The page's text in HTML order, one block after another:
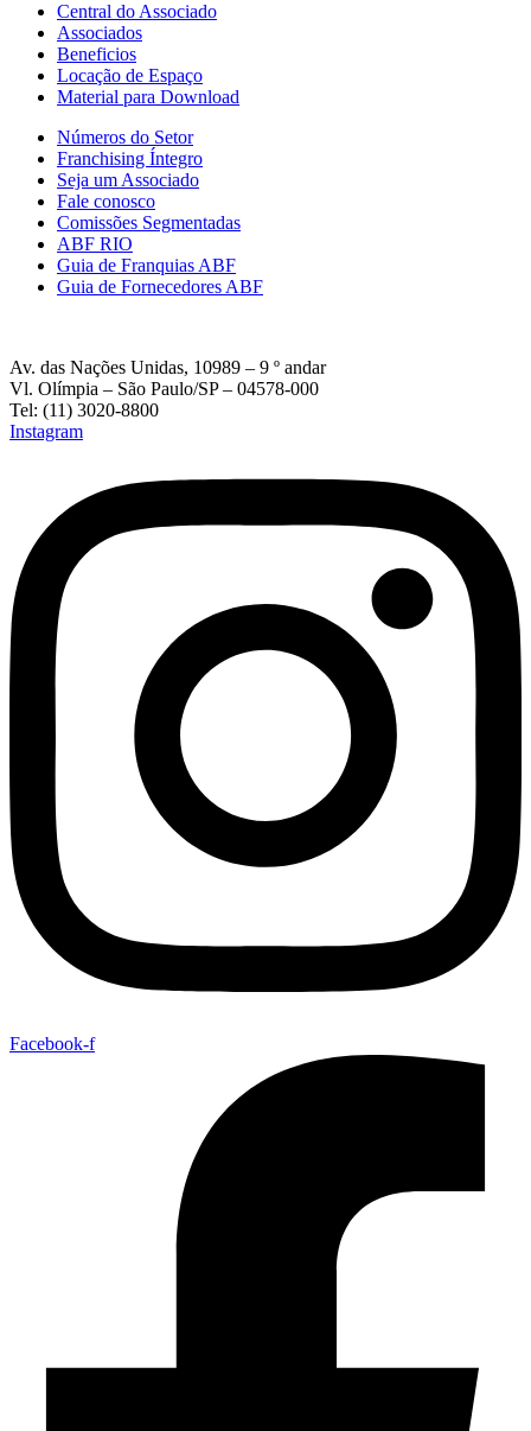
Central do Associado
Associados
Beneficios
Locação de Espaço
Material para Download
Números do Setor
Franchising Íntegro
Seja um Associado
Fale conosco
Comissões Segmentadas
ABF RIO
Guia de Franquias ABF
Guia de Fornecedores ABF
Av. das Nações Unidas, 10989 – 9 º andar
Vl. Olímpia – São Paulo/SP – 04578-000
Tel: (11) 3020-8800
Instagram
Facebook-f